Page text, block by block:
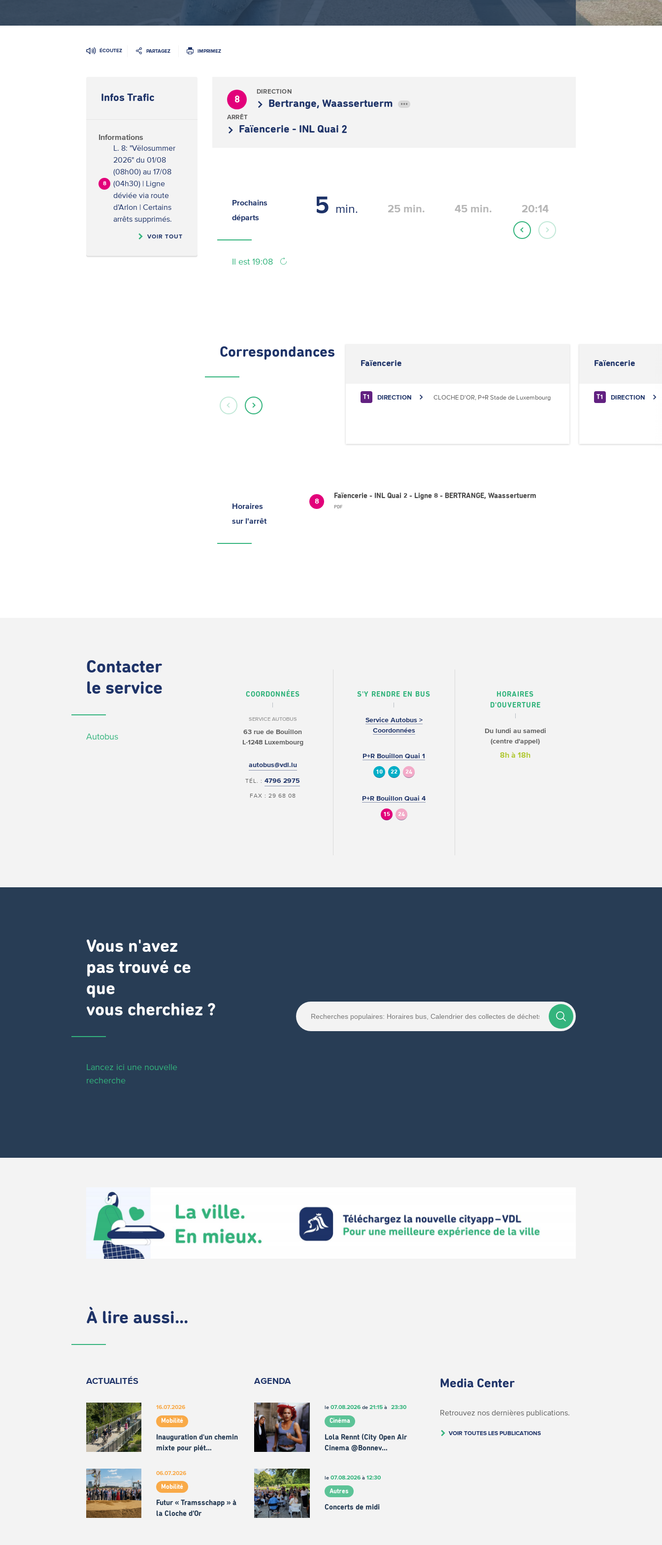
ÉCOUTEZ PARTAGEZ IMPRIMEZ
Infos Trafic
Informations
8
L. 8: "Vëlosummer
2026" du 01/08
(08h00) au 17/08
(04h30) | Ligne
déviée via route
d’Arlon | Certains
arrêts supprimés.
VOIR TOUT
8
DIRECTION
Bertrange, Waassertuerm •••
ARRÊT
Faïencerie - INL Quai 2
Prochains
départs
Il est 19:08
5 min. 25 min. 45 min. 20:14
Correspondances
Faïencerie
T1 DIRECTION CLOCHE D'OR, P+R Stade de Luxembourg
Faïencerie
T1 DIRECTION
Horaires
sur l'arrêt
8
Faïencerie - INL Quai 2 - Ligne 8 - BERTRANGE, Waassertuerm
PDF
Contacter
le service
Autobus
COORDONNÉES
SERVICE AUTOBUS
63 rue de Bouillon
L-1248 Luxembourg
autobus@vdl.lu
TÉL. :4796 2975
FAX : 29 68 08
S'Y RENDRE EN BUS
Service Autobus >
Coordonnées
P+R Bouillon Quai 1
10 22 24
P+R Bouillon Quai 4
15 24
HORAIRES
D'OUVERTURE
Du lundi au samedi
(centre d'appel)
8h à 18h
Vous n'avez
pas trouvé ce
que
vous cherchiez ?
Lancez ici une nouvelle
recherche
À lire aussi...
ACTUALITÉS
16.07.2026
Mobilité
Inauguration d'un chemin
mixte pour piét…
06.07.2026
Mobilité
Futur « Tramsschapp » à
la Cloche d’Or
AGENDA
le 07.08.2026de 21:15à 23:30
Cinéma
Lola Rennt (City Open Air
Cinema @Bonnev…
le 07.08.2026à 12:30
Autres
Concerts de midi
Media Center
Retrouvez nos dernières publications.
VOIR TOUTES LES PUBLICATIONS